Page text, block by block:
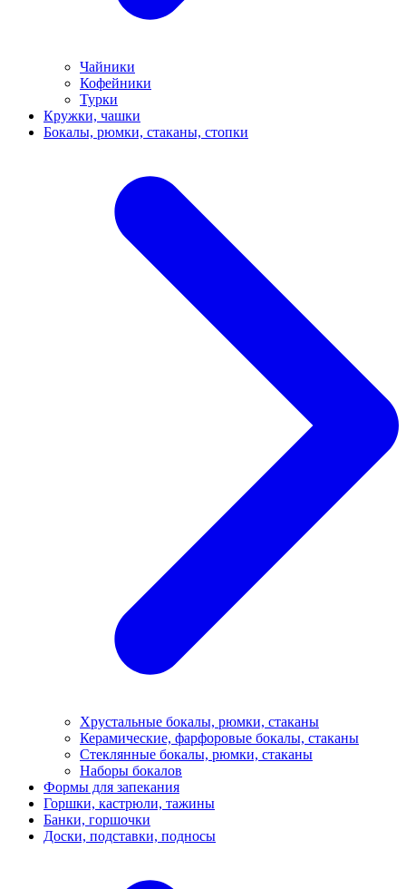
Чайники
Кофейники
Турки
Кружки, чашки
Бокалы, рюмки, стаканы, стопки
Хрустальные бокалы, рюмки, стаканы
Керамические, фарфоровые бокалы, стаканы
Стеклянные бокалы, рюмки, стаканы
Наборы бокалов
Формы для запекания
Горшки, кастрюли, тажины
Банки, горшочки
Доски, подставки, подносы